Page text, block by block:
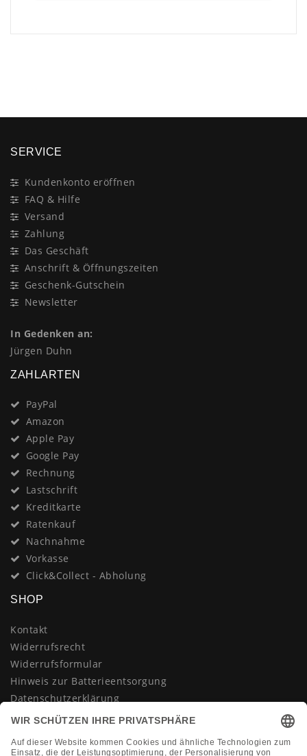
SERVICE
Kundenkonto eröffnen
FAQ & Hilfe
Versand
Zahlung
Das Geschäft
Anschrift & Öffnungszeiten
Geschenk-Gutschein
Newsletter
In Gedenken an:
Jürgen Duhn
ZAHLARTEN
PayPal
Amazon
Apple Pay
Google Pay
Rechnung
Lastschrift
Kreditkarte
Ratenkauf
Nachnahme
Vorkasse
Click&Collect - Abholung
SHOP
Kontakt
Widerrufsrecht
Widerrufsformular
Hinweis zur Batterieentsorgung
Datenschutzerklärung
AGB